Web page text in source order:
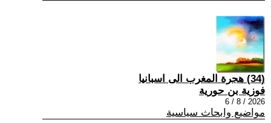
(34) هجرة المغرب الى اسبانيا
فوزية بن حورية
2026 / 8 / 6
مواضيع وابحاث سياسية